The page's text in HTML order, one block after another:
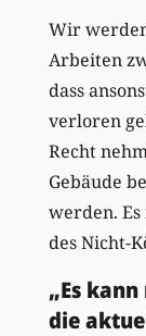
Wir
Arbeiten
dass
verloren
Recht
Gebäude
werden.
des Nicht-
„Es
die